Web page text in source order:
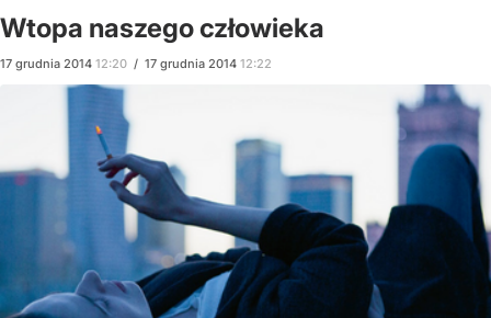
Wtopa naszego człowieka
17 grudnia 2014 12:20 / 17 grudnia 2014 12:22